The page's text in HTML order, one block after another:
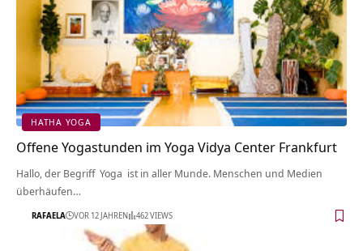
HATHA YOGA
Offene Yogastunden im Yoga Vidya Center Frankfurt
Hallo, der Begriff Yoga ist in aller Munde. Menschen und Medien
überhäufen…
RAFAELA VOR 12 JAHREN 462 VIEWS